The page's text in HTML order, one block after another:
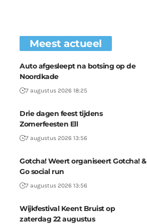
Meest actueel
Auto afgesleept na botsing op de
Noordkade
7 augustus 2026 18:25
Drie dagen feest tijdens
Zomerfeesten Ell
7 augustus 2026 13:56
Gotcha! Weert organiseert Gotcha! &
Go social run
7 augustus 2026 13:56
Wijkfestival Keent Bruist op
zaterdag 22 augustus